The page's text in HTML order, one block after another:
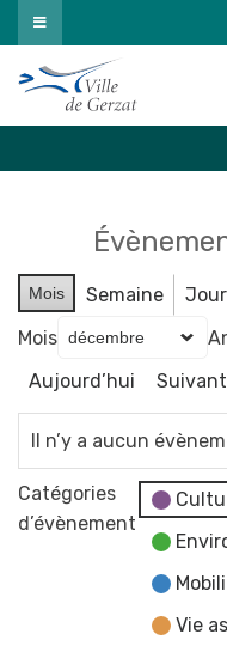
Passer
au
contenu
Mois Semaine
Jour
Mois
Aujourd’hui
Suivant
Il n’y a aucun
Catégories
d’évènement
Vie